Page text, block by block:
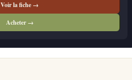
Voir la fiche →
Acheter →